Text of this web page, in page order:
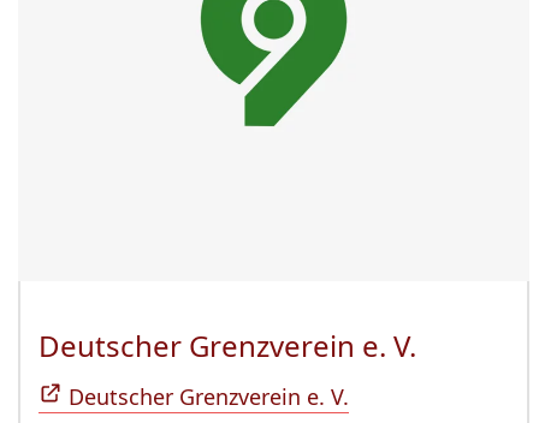
Deutscher Grenzverein e. V.
Deutscher Grenzverein e. V.